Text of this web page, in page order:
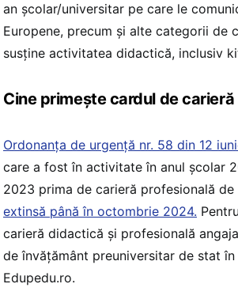
an școlar/universitar pe care le
Europene, precum și alte categorii de
susține activitatea didactică, inclusiv
Cine primește cardul de
Ordonanța de urgență nr. 58 din 12
care a fost în activitate în anul școlar
2023 prima de carieră profesională
extinsă până în octombrie 2024.
carieră didactică și profesională
de învățământ preuniversitar de stat
Edupedu.ro.